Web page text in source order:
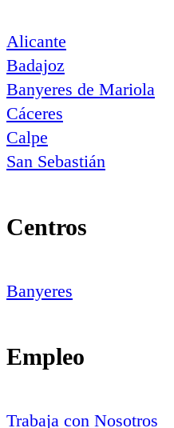
Alicante
Badajoz
Banyeres de Mariola
Cáceres
Calpe
San Sebastián
Centros
Banyeres
Empleo
Trabaja con Nosotros